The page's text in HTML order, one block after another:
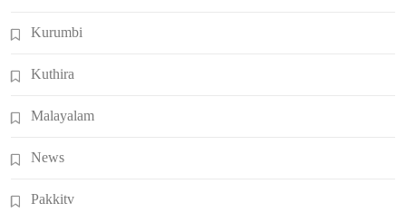
Kurumbi
Kuthira
Malayalam
News
Pakkitv